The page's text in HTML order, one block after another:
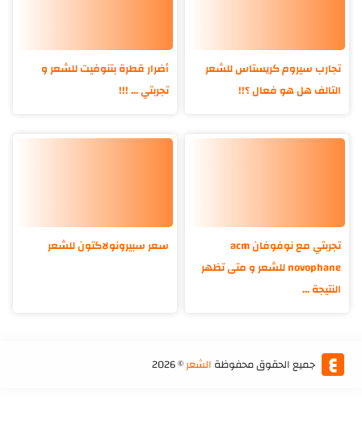
تجارب سيروم كريستاس للشعر
التالف هل هو فعال ؟!!
أضرار قطرة بتنوفيت للشعر و
تجربتي ... !!!
تجربتي مع نوفوفان acm
novophane للشعر و متى تظهر
النتيجة ...
سعر سبيرونولاكتون للشعر
جميع الحقوق محفوظةالشعر©
2026